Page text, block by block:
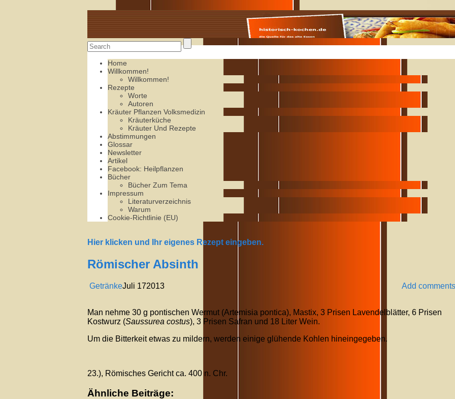
Alte Rezepte online
Home
Willkommen!
Willkommen!
Rezepte
Worte
Autoren
Kräuter Pflanzen Volksmedizin
Kräuterküche
Kräuter Und Rezepte
Abstimmungen
Glossar
Newsletter
Artikel
Facebook: Heilpflanzen
Bücher
Bücher Zum Tema
Impressum
Literaturverzeichnis
Warum
Cookie-Richtlinie (EU)
Hier klicken und Ihr eigenes Rezept eingeben.
Römischer Absinth
Getränke Add comments
Juli 172013
Man nehme 30 g pontischen Wermut (Artemisia pontica), Mastix, 3 Prisen Lavendelblätter, 6 Prisen
Kostwurz (Saussurea costus), 3 Prisen Safran und 18 Liter Wein.
Um die Bitterkeit etwas zu mildern, werden einige glühende Kohlen hineingegeben.
23.), Römisches Gericht ca. 400 n. Chr.
Ähnliche Beiträge: